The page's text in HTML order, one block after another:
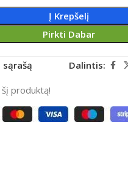
Į Krepšelį
Pirkti Dabar
Dalintis:
produktą!